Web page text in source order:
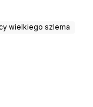
wielkiego szlema